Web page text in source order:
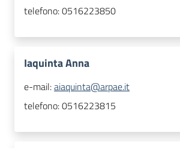
telefono:0516223850
Iaquinta Anna
e-mail:aiaquinta@arpae.it
telefono:0516223815